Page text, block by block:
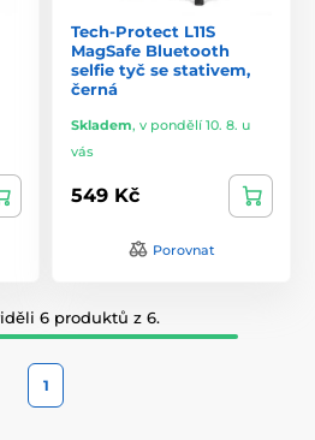
Tech-Protect L11S
MagSafe Bluetooth
selfie tyč se stativem,
černá
Skladem, v pondělí 10. 8. u
vás
549 Kč
Porovnat
6 produktů z 6.
1